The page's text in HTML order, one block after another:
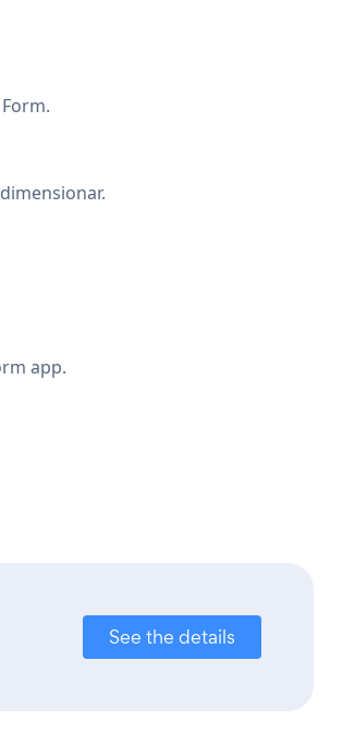
app.
See the details